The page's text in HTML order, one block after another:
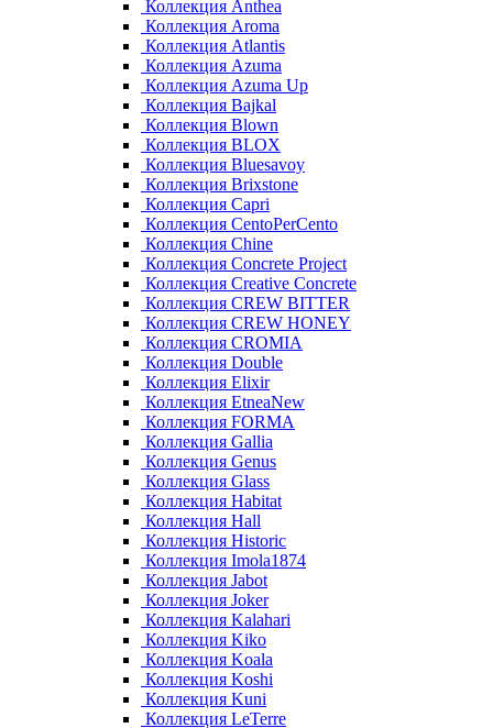
Коллекция Anthea
Коллекция Aroma
Коллекция Atlantis
Коллекция Azuma
Коллекция Azuma Up
Коллекция Bajkal
Коллекция Blown
Коллекция BLOX
Коллекция Bluesavoy
Коллекция Brixstone
Коллекция Capri
Коллекция CentoPerCento
Коллекция Chine
Коллекция Concrete Project
Коллекция Creative Concrete
Коллекция CREW BITTER
Коллекция CREW HONEY
Коллекция CROMIA
Коллекция Double
Коллекция Elixir
Коллекция EtneaNew
Коллекция FORMA
Коллекция Gallia
Коллекция Genus
Коллекция Glass
Коллекция Habitat
Коллекция Hall
Коллекция Historic
Коллекция Imola1874
Коллекция Jabot
Коллекция Joker
Коллекция Kalahari
Коллекция Kiko
Коллекция Koala
Коллекция Koshi
Коллекция Kuni
Коллекция LeTerre